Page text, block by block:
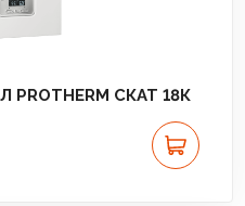
СКАТ 18К